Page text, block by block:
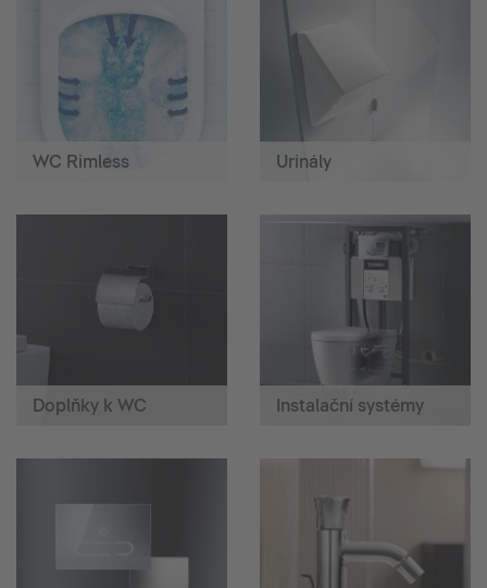
WC Rimless Urinály
Doplňky k WC Instalační systémy